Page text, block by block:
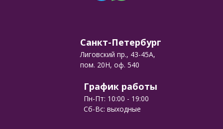
Санкт-Петербург
Лиговский пр., 43-45А,
пом. 20Н, оф. 540
График работы
Пн-Пт: 10:00 - 19:00
Сб-Вс: выходные